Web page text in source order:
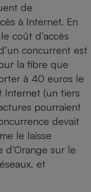
de
à Internet. En
coût d’accès
concurrent est
la fibre que
à 40 euros le
Internet (un tiers
pourraient
devait
le laisse
sur le
et